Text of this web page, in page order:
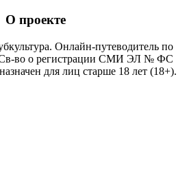
О проекте
Онлайн-путеводитель по
Св-во о регистрации СМИ ЭЛ № ФС
для лиц старше 18 лет (18+).